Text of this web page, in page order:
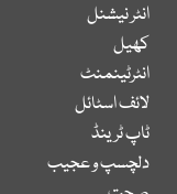
انٹر نیشنل
کھیل
انٹرٹینمنٹ
لائف اسٹائل
ٹاپ ٹرینڈ
دلچسپ و عجیب